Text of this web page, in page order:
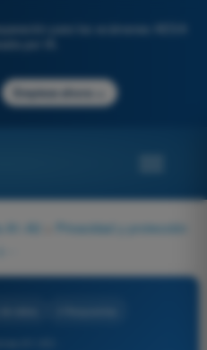
para los exámenes AESA
Empieza ahora
A3
Privacidad y protección